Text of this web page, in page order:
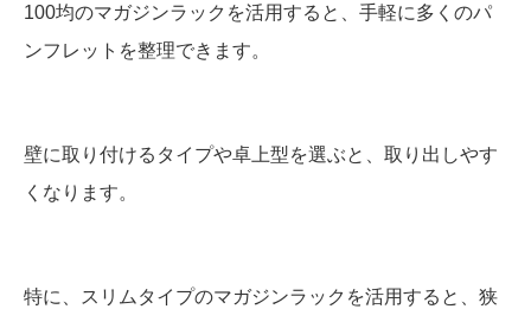
100均のマガジンラックを活用すると、手軽に多くのパ
ンフレットを整理できます。
壁に取り付けるタイプや卓上型を選ぶと、取り出しやす
くなります。
特に、スリムタイプのマガジンラックを活用すると、狭